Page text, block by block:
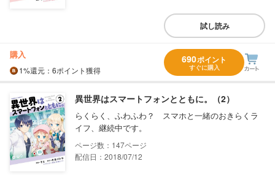
試し読み
購入
1%還元 ：6ポイント獲得
690ポイント
すぐに購入
異世界はスマートフォンとともに。（2）
らくらく、ふわふわ？ スマホと一緒のおきらくラ
イフ、継続中です。
147
配信日：2018/07/12